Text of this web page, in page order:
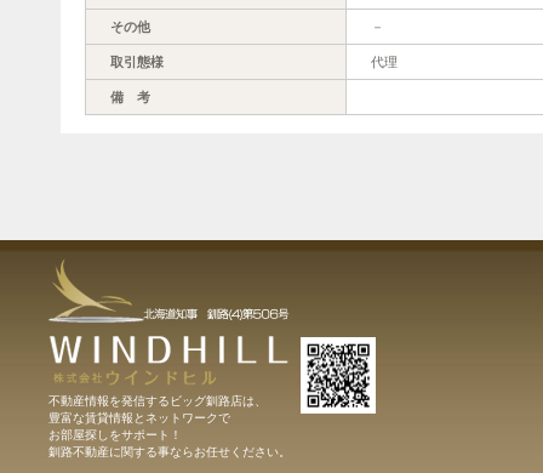
その他 －
取引態様 代理
備 考
不動産情報を発信するビッグ釧路店は、
豊富な賃貸情報とネットワークで
お部屋探しをサポート！
釧路不動産に関する事ならお任せください。